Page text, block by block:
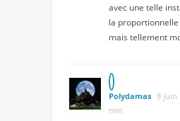
avec une telle
la
mais tellement
Polydamas 8 juin
min